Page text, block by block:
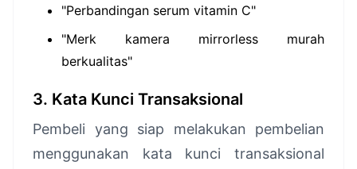
"Perbandingan serum vitamin C"
"Merk kamera mirrorless murah
berkualitas"
3. Kata Kunci Transaksional
Pembeli yang siap melakukan pembelian
menggunakan kata kunci transaksional